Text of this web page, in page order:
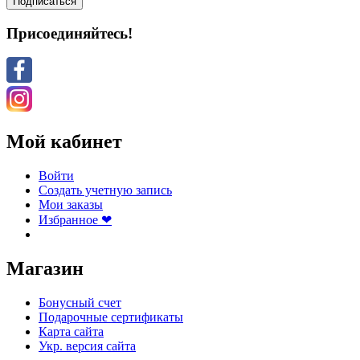
Присоединяйтесь!
Мой кабинет
Войти
Создать учетную запись
Мои заказы
Избранное ❤
Магазин
Бонусный счет
Подарочные сертификаты
Карта сайта
Укр. версия сайта